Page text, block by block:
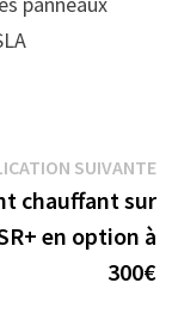
SUIVANTE
chauffant sur
en option à
300€